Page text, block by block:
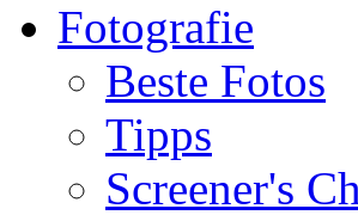
Fotografie
Beste Fotos
Tipps
Screener's